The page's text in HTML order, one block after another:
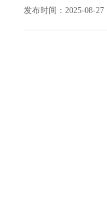
发布时间：2025-08-